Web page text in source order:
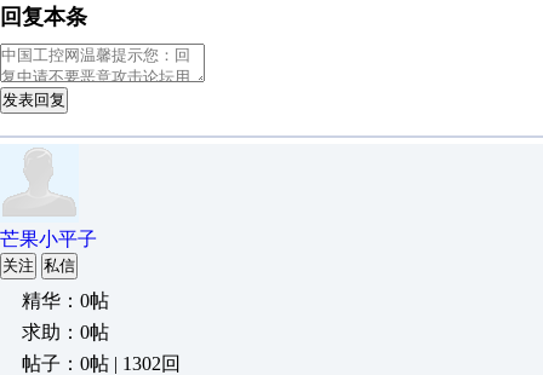
回复本条
发表回复
芒果小平子
关注 私信
精华：0帖
求助：0帖
帖子：0帖 | 1302回